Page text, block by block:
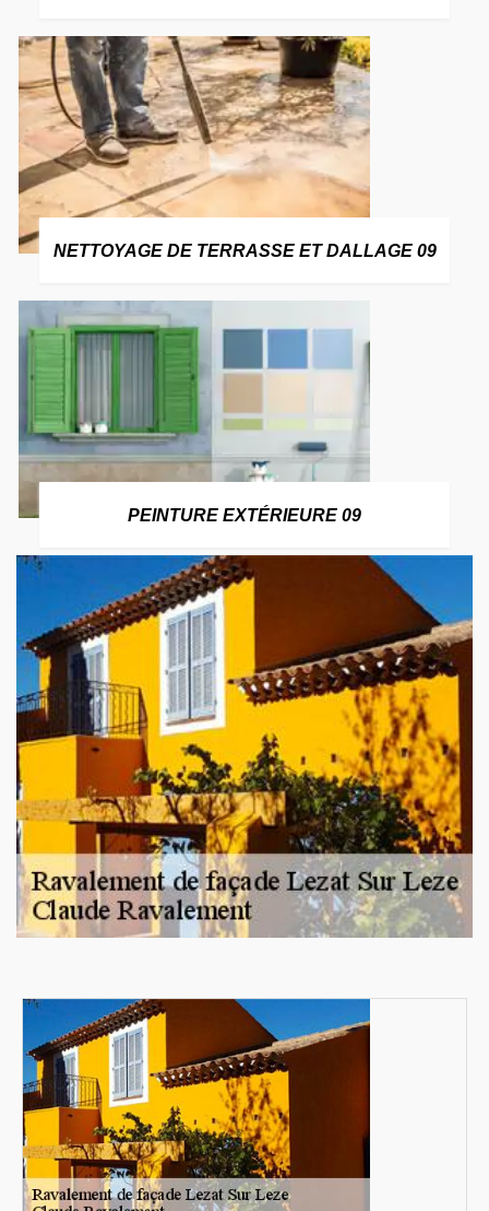
NETTOYAGE DE TERRASSE ET DALLAGE 09
PEINTURE EXTÉRIEURE 09